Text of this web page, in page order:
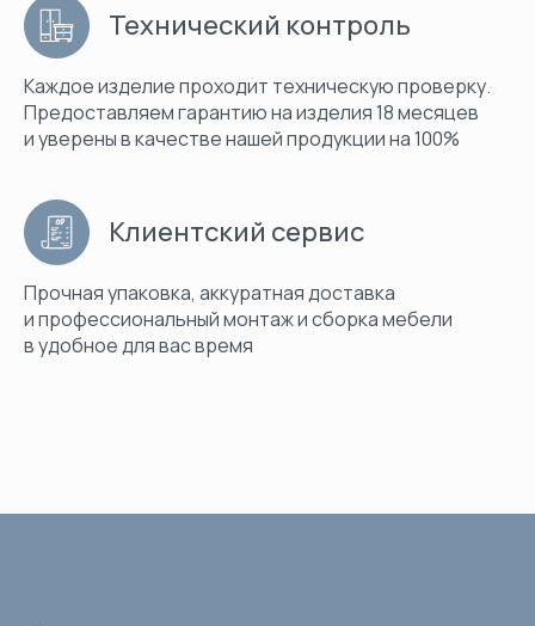
Технический контроль
Каждое изделие проходит техническую проверку.
Предоставляем гарантию на изделия 18 месяцев
и уверены в качестве нашей продукции на 100%
Клиентский сервис
Прочная упаковка, аккуратная доставка
и профессиональный монтаж и сборка мебели
в удобное для вас время